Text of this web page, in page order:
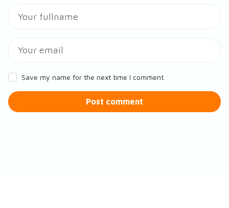
Save my name for the next time I comment.
Post comment